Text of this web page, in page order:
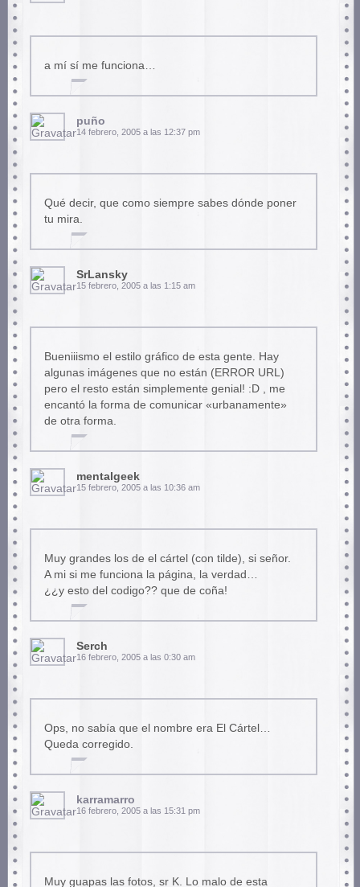
a mí sí me funciona…
puño
14 febrero, 2005 a las 12:37 pm
Qué decir, que como siempre sabes dónde poner
tu mira.
SrLansky
15 febrero, 2005 a las 1:15 am
Bueniiismo el estilo gráfico de esta gente. Hay
algunas imágenes que no están (ERROR URL)
pero el resto están simplemente genial! :D , me
encantó la forma de comunicar «urbanamente»
de otra forma.
mentalgeek
15 febrero, 2005 a las 10:36 am
Muy grandes los de el cártel (con tilde), si señor.
A mi si me funciona la página, la verdad…
¿¿y esto del codigo?? que de coña!
Serch
16 febrero, 2005 a las 0:30 am
Ops, no sabía que el nombre era El Cártel…
Queda corregido.
karramarro
16 febrero, 2005 a las 15:31 pm
Muy guapas las fotos, sr K. Lo malo de esta